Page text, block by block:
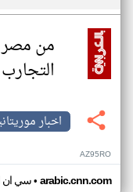
من مصر
اخبار
AZ95RO
سي ان• arabic.cnn.com